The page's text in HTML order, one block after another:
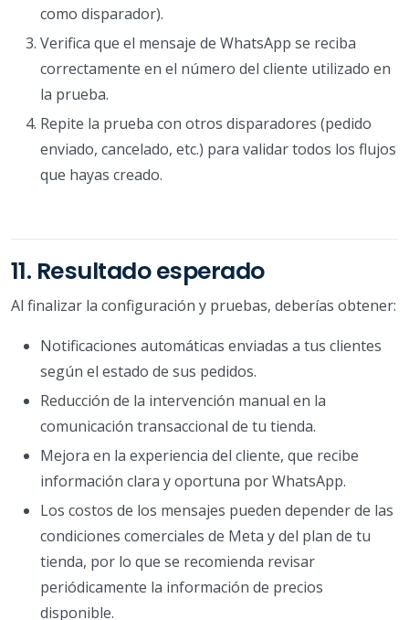
como disparador).
Verifica que el mensaje de WhatsApp se reciba
correctamente en el número del cliente utilizado en
la prueba.
Repite la prueba con otros disparadores (pedido
enviado, cancelado, etc.) para validar todos los flujos
que hayas creado.
11. Resultado esperado
Al finalizar la configuración y pruebas, deberías obtener:
Notificaciones automáticas enviadas a tus clientes
según el estado de sus pedidos.
Reducción de la intervención manual en la
comunicación transaccional de tu tienda.
Mejora en la experiencia del cliente, que recibe
información clara y oportuna por WhatsApp.
Los costos de los mensajes pueden depender de las
condiciones comerciales de Meta y del plan de tu
tienda, por lo que se recomienda revisar
periódicamente la información de precios
disponible.